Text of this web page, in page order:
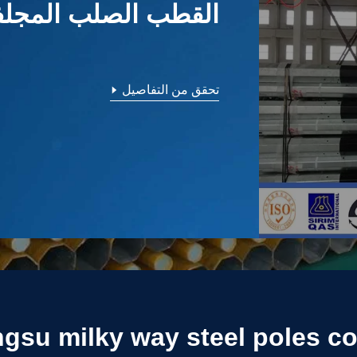
الصلب القطب
تحقق من التفاصيل
الكهربائية قطب
تحقق من التفاصيل
القطب الصلب
تحقق من التفاصيل
انتقال السلطة
تحقق من التفاصيل
الصلب القطب
تحقق من التفاصيل
milky way steel poles